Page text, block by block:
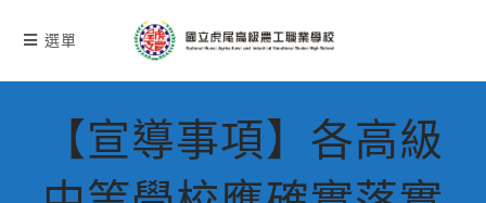
選單
【宣導事項】各高級